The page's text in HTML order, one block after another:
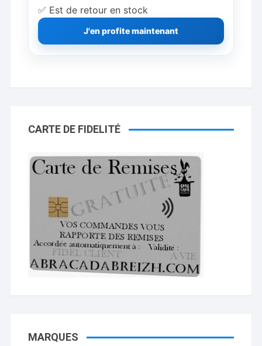
✅ Est de retour en stock
J'en profite maintenant
CARTE DE FIDELITÉ
MARQUES